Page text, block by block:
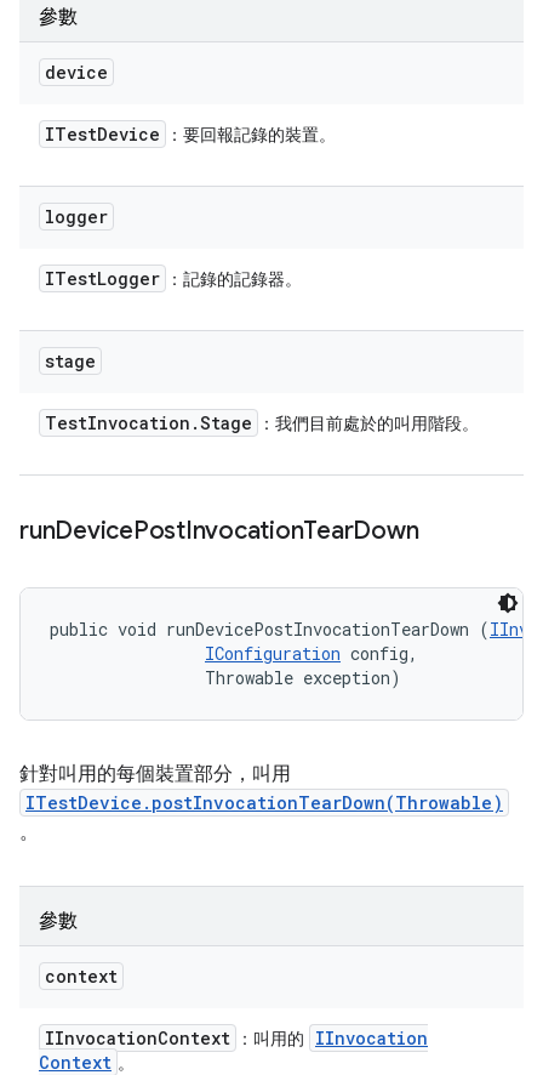
參數
device
ITestDevice ：要回報記錄的裝置。
logger
ITestLogger ：記錄的記錄器。
stage
TestInvocation .Stage ：我們目前處於的叫用階段。
runDevicePostInvocationTearDown
public void runDevicePostInvocationTearDown (
IConfiguration config,
                Throwable exception)
針對叫用的每個裝置部分，叫用
ITestDevice.postInvocationTearDown(Throwable)
。
參數
context
IInvocationContext ：叫用的
IInvocation
Context 。